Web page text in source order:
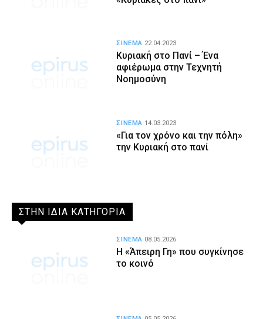
Κυριακή στο Πανί – Ένα
αφιέρωμα στην Τεχνητή
Νοημοσύνη
ΣΙΝΕΜΑ 22.04.2023
«Για τον χρόνο και την πόλη»
την Κυριακή στο πανί
ΣΙΝΕΜΑ 14.03.2023
ΣΤΗΝ ΙΔΙΑ ΚΑΤΗΓΟΡΙΑ
Η «Άπειρη Γη» που συγκίνησε
το κοινό
ΣΙΝΕΜΑ 08.05.2026